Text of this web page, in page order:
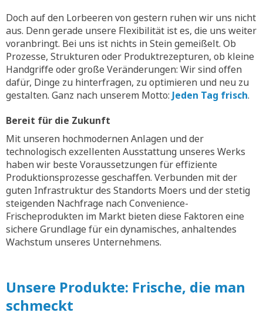
Doch auf den Lorbeeren von gestern ruhen wir uns nicht
aus. Denn gerade unsere Flexibilität ist es, die uns weiter
voranbringt. Bei uns ist nichts in Stein gemeißelt. Ob
Prozesse, Strukturen oder Produktrezepturen, ob kleine
Handgriffe oder große Veränderungen: Wir sind offen
dafür, Dinge zu hinterfragen, zu optimieren und neu zu
gestalten. Ganz nach unserem Motto: Jeden Tag frisch.
Bereit für die Zukunft
Mit unseren hochmodernen Anlagen und der
technologisch exzellenten Ausstattung unseres Werks
haben wir beste Voraussetzungen für effiziente
Produktionsprozesse geschaffen. Verbunden mit der
guten Infrastruktur des Standorts Moers und der stetig
steigenden Nachfrage nach Convenience-
Frischeprodukten im Markt bieten diese Faktoren eine
sichere Grundlage für ein dynamisches, anhaltendes
Wachstum unseres Unternehmens.
Unsere Produkte: Frische, die man
schmeckt